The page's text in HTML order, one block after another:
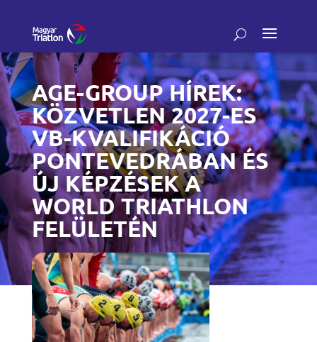
AGE-GROUP HÍREK:
KÖZVETLEN 2027-ES
VB-KVALIFIKÁCIÓ
PONTEVEDRÁBAN ÉS
ÚJ KÉPZÉSEK A
WORLD TRIATHLON
FELÜLETÉN